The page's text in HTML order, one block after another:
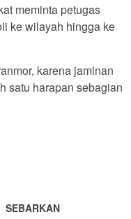
meminta petugas
ke wilayah hingga ke
karena jaminan
satu harapan sebagian
SEBARKAN